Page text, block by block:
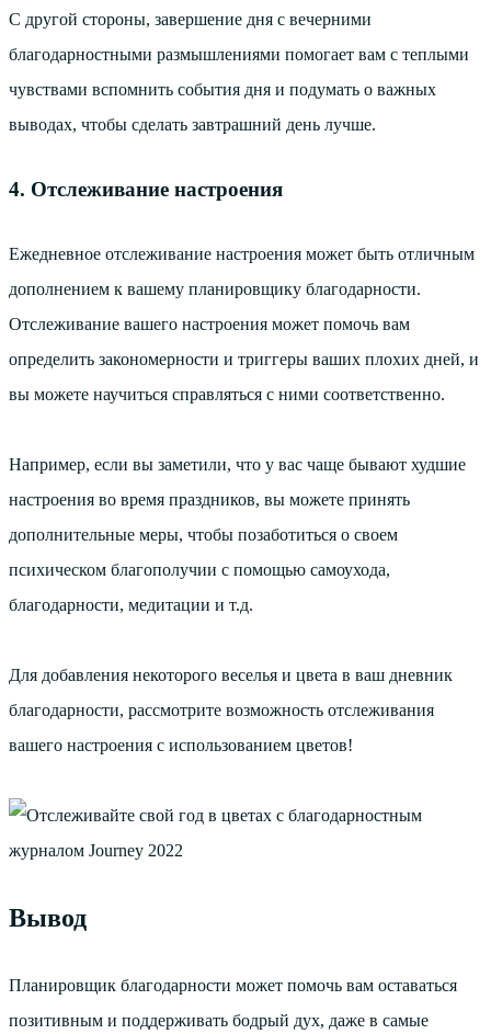
С другой стороны, завершение дня с вечерними
благодарностными размышлениями помогает вам с теплыми
чувствами вспомнить события дня и подумать о важных
выводах, чтобы сделать завтрашний день лучше.
4. Отслеживание настроения
Ежедневное отслеживание настроения может быть отличным
дополнением к вашему планировщику благодарности.
Отслеживание вашего настроения может помочь вам
определить закономерности и триггеры ваших плохих дней, и
вы можете научиться справляться с ними соответственно.
Например, если вы заметили, что у вас чаще бывают худшие
настроения во время праздников, вы можете принять
дополнительные меры, чтобы позаботиться о своем
психическом благополучии с помощью самоухода,
благодарности, медитации и т.д.
Для добавления некоторого веселья и цвета в ваш дневник
благодарности, рассмотрите возможность отслеживания
вашего настроения с использованием цветов!
Вывод
Планировщик благодарности может помочь вам оставаться
позитивным и поддерживать бодрый дух, даже в самые